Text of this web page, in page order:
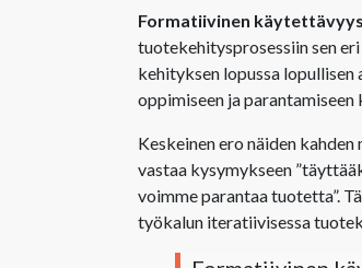
Formatiivinen
tuotekehitysprosessiin sen
kehityksen lopussa
oppimiseen ja parantamiseen
Keskeinen ero näiden
vastaa kysymykseen
voimme parantaa tuotetta”.
työkalun iteratiivisessa